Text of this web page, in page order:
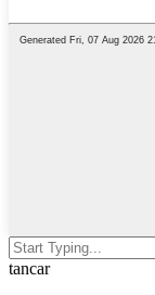
tancar